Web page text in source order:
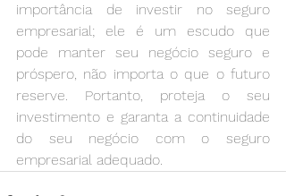
importância de investir no seguro
empresarial; ele é um escudo que
pode manter seu negócio seguro e
próspero, não importa o que o futuro
reserve. Portanto, proteja o seu
investimento e garanta a continuidade
do seu negócio com o seguro
empresarial adequado.